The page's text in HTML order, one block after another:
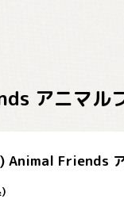
アニマル
Animal Friends